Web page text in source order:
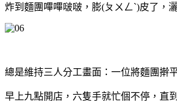
炸到麵團嗶嗶啵啵，膨(ㄆㄨㄥˋ)皮了，
總是維持三人分工畫面：一位將麵團擀
早上九點開店，六隻手就忙個不停，直